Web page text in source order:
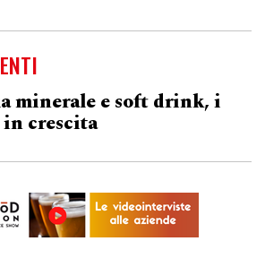
minerale e soft drink, i
crescita